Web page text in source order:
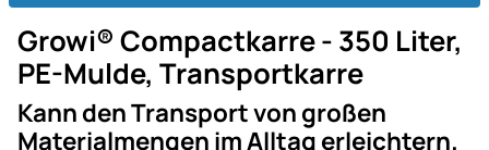
Growi® Compactkarre - 350 Liter,
PE-Mulde, Transportkarre
Kann den Transport von großen
Materialmengen im Alltag erleichtern.